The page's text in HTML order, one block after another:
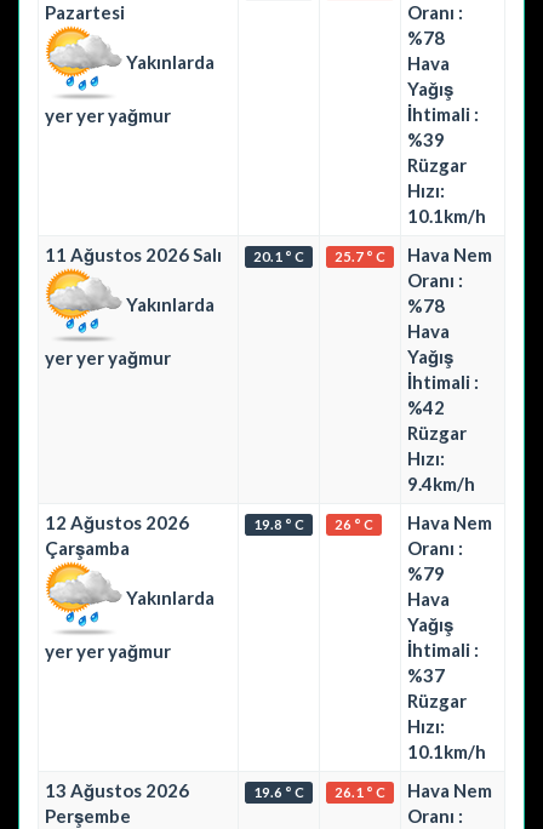
Pazartesi
Yakınlarda
yer yer yağmur
Oranı :
%78
Hava
Yağış
İhtimali :
%39
Rüzgar
Hızı:
10.1km/h
11 Ağustos 2026 Salı
Yakınlarda
yer yer yağmur
20.1 ° C 25.7 ° C
Hava Nem
Oranı :
%78
Hava
Yağış
İhtimali :
%42
Rüzgar
Hızı:
9.4km/h
12 Ağustos 2026
Çarşamba
Yakınlarda
yer yer yağmur
19.8 ° C 26 ° C
Hava Nem
Oranı :
%79
Hava
Yağış
İhtimali :
%37
Rüzgar
Hızı:
10.1km/h
13 Ağustos 2026
Perşembe
19.6 ° C 26.1 ° C
Hava Nem
Oranı :